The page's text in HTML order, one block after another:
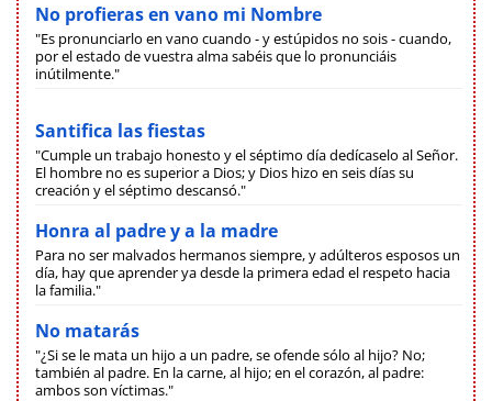
No profieras en vano mi Nombre
"Es pronunciarlo en vano cuando - y estúpidos no sois - cuando,
por el estado de vuestra alma sabéis que lo pronunciáis
inútilmente."
Santifica las fiestas
"Cumple un trabajo honesto y el séptimo día dedícaselo al Señor.
El hombre no es superior a Dios; y Dios hizo en seis días su
creación y el séptimo descansó."
Honra al padre y a la madre
Para no ser malvados hermanos siempre, y adúlteros esposos un
día, hay que aprender ya desde la primera edad el respeto hacia
la familia."
No matarás
"¿Si se le mata un hijo a un padre, se ofende sólo al hijo? No;
también al padre. En la carne, al hijo; en el corazón, al padre:
ambos son víctimas."